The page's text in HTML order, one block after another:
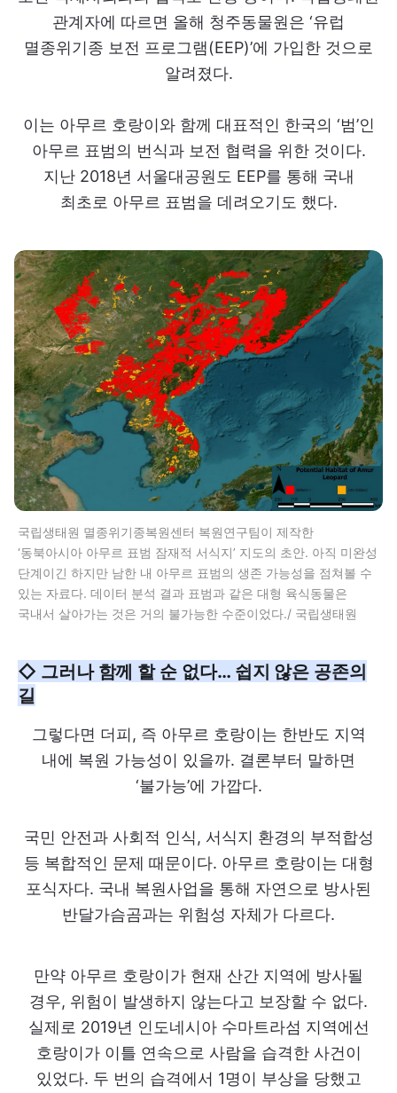
관계자에 따르면 올해 청주동물원은 ‘유럽
멸종위기종 보전 프로그램(EEP)’에 가입한 것으로
알려졌다.
이는 아무르 호랑이와 함께 대표적인 한국의 ‘범’인
아무르 표범의 번식과 보전 협력을 위한 것이다.
지난 2018년 서울대공원도 EEP를 통해 국내
최초로 아무르 표범을 데려오기도 했다.
국립생태원 멸종위기종복원센터 복원연구팀이 제작한
‘동북아시아 아무르 표범 잠재적 서식지’ 지도의 초안. 아직 미완성
단계이긴 하지만 남한 내 아무르 표범의 생존 가능성을 점쳐볼 수
있는 자료다. 데이터 분석 결과 표범과 같은 대형 육식동물은
국내서 살아가는 것은 거의 불가능한 수준이었다./ 국립생태원
◇ 그러나 함께 할 순 없다… 쉽지 않은 공존의
길
그렇다면 더피, 즉 아무르 호랑이는 한반도 지역
내에 복원 가능성이 있을까. 결론부터 말하면
‘불가능’에 가깝다.
국민 안전과 사회적 인식, 서식지 환경의 부적합성
등 복합적인 문제 때문이다. 아무르 호랑이는 대형
포식자다. 국내 복원사업을 통해 자연으로 방사된
반달가슴곰과는 위험성 자체가 다르다.
만약 아무르 호랑이가 현재 산간 지역에 방사될
경우, 위험이 발생하지 않는다고 보장할 수 없다.
실제로 2019년 인도네시아 수마트라섬 지역에선
호랑이가 이틀 연속으로 사람을 습격한 사건이
있었다. 두 번의 습격에서 1명이 부상을 당했고